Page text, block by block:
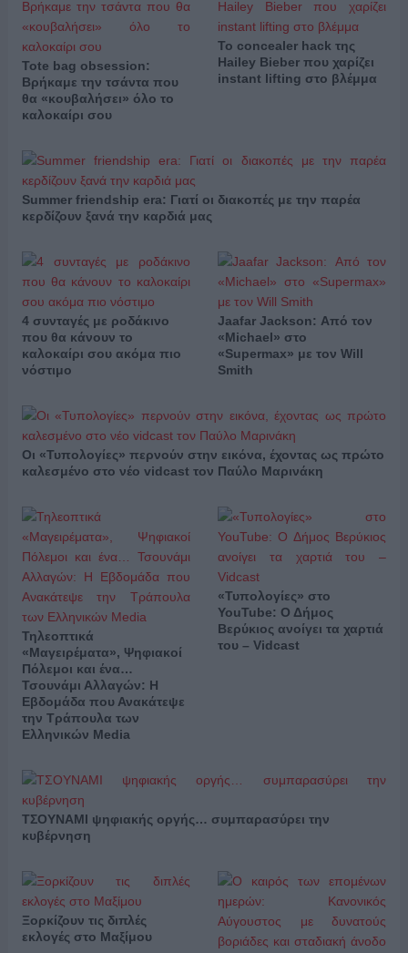
Tote bag obsession:
Βρήκαμε την τσάντα που
θα «κουβαλήσει» όλο το
καλοκαίρι σου
Το concealer hack της
Hailey Bieber που χαρίζει
instant lifting στο βλέμμα
Summer friendship era: Γιατί οι διακοπές με την παρέα
κερδίζουν ξανά την καρδιά μας
4 συνταγές με ροδάκινο
που θα κάνουν το
καλοκαίρι σου ακόμα πιο
νόστιμο
Jaafar Jackson: Από τον
«Michael» στο
«Supermax» με τον Will
Smith
Οι «Τυπολογίες» περνούν στην εικόνα, έχοντας ως πρώτο
καλεσμένο στο νέο vidcast τον Παύλο Μαρινάκη
Τηλεοπτικά
«Μαγειρέματα», Ψηφιακοί
Πόλεμοι και ένα…
Τσουνάμι Αλλαγών: Η
Εβδομάδα που Ανακάτεψε
την Τράπουλα των
Ελληνικών Media
«Τυπολογίες» στο
YouTube: Ο Δήμος
Βερύκιος ανοίγει τα χαρτιά
του – Vidcast
ΤΣΟΥΝΑΜΙ ψηφιακής οργής… συμπαρασύρει την
κυβέρνηση
Ξορκίζουν τις διπλές
εκλογές στο Μαξίμου